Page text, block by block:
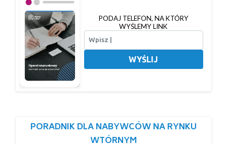
PODAJ TELEFON, NA KTÓRY
WYŚLEMY LINK
WYŚLIJ
PORADNIK DLA NABYWCÓW NA RYNKU
WTÓRNYM